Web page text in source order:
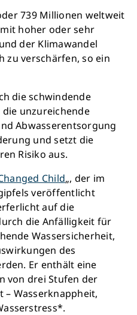
739 Millionen weltweit
hoher oder sehr
der Klimawandel
zu verschärfen, so ein
die schwindende
unzureichende
Abwasserentsorgung
und setzt die
Risiko aus.
Child„, der im
veröffentlicht
auf die
die Anfälligkeit für
Wassersicherheit,
des
Er enthält eine
von drei Stufen der
Wasserknappheit,